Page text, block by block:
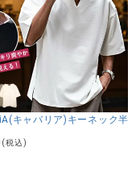
ストレッチバンドカラー
キャバリア)キーネック半
(税込)